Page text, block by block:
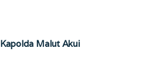
Kapolda Malut Akui